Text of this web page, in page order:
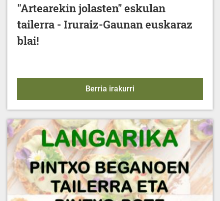
"Artearekin jolasten" eskulan
tailerra - Iruraiz-Gaunan euskaraz
blai!
Berria irakurri